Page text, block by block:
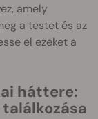
amely
a testet és az
el ezeket a
háttere:
találkozása